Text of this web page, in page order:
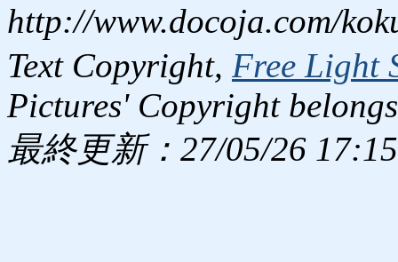
http://www.docoja.com/
Text Copyright, Free Light
Pictures' Copyright
最終更新：27/05/26 17:15